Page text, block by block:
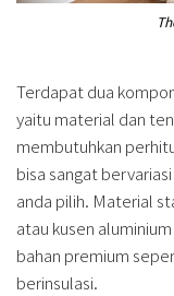
Terdapat dua
yaitu material dan
membutuhkan
bisa sangat
anda pilih. Material
atau kusen
bahan premium
berinsulasi.